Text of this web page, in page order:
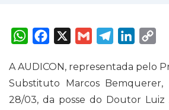
W
h
t
s
A
p
p
F
a
e
b
o
o
k
X
G
m
l
T
e
g
r
a
m
L
e
d
I
n
y
L
n
k
A AUDICON, representada pelo
Substituto Marcos Bemquerer,
28/03, da posse do Doutor Luiz